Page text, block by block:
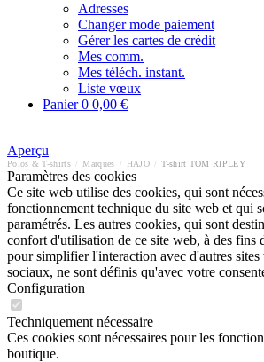
Adresses
Changer mode paiement
Gérer les cartes de crédit
Mes comm.
Mes téléch. instant.
Liste vœux
Panier0 0,00 €
Aperçu
Polos & T-shirts Marques HAJO T-shirt TOM RIPLEY
Paramètres des cookies
Ce site web utilise des cookies, qui sont
fonctionnement technique du site web et qui
paramétrés. Les autres cookies, qui sont
confort d'utilisation de ce site web, à des fins
pour simplifier l'interaction avec d'autres sites
sociaux, ne sont définis qu'avec votre
Configuration
Techniquement nécessaire
Ces cookies sont nécessaires pour les
boutique.